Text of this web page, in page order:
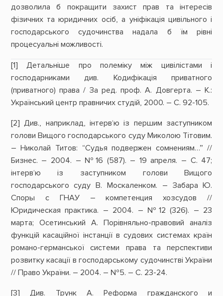
дозволила б покращити захист прав та інтересів
фізичних та юридичних осіб, а уніфікація цивільного і
господарського судочинства надала б їм рівні
процесуальні можливості.
[1] Детальніше про полеміку між цивілістами і
господарниками див. Кодифікація приватного
(приватного) права / За ред. проф. А. Довгерта. – К.:
Український центр правничих студій, 2000. – С. 92-105.
[2] Див., наприклад, інтерв‘ю із першим заступником
голови Вищого господарського суду Миколою Тітовим.
– Николай Титов: “Судья подвержен сомнениям…” //
Бизнес. – 2004. – №16 (587). – 19 апреля. – С. 47;
інтерв‘ю із заступником голови Вищого
господарського суду В. Москаленком. – Забара Ю.
Споры с ГНАУ – компетенция хозсудов //
Юридическая практика. – 2004. – №12 (326). – 23
марта; Осетинський А. Порівняльно-правовий аналіз
функцій касаційної інстанції в судових системах країн
романо-германської системи права та перспективи
розвитку касації в господарському судочинстві України
// Право України. – 2004. – №5. – С. 23-24.
[3] Див. Трунк А. Реформа гражданского и